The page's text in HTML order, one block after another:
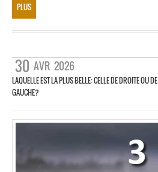
PLUS
30 AVR 2026
LAQUELLE EST LA PLUS BELLE: CELLE DE DROITE OU DE
GAUCHE?